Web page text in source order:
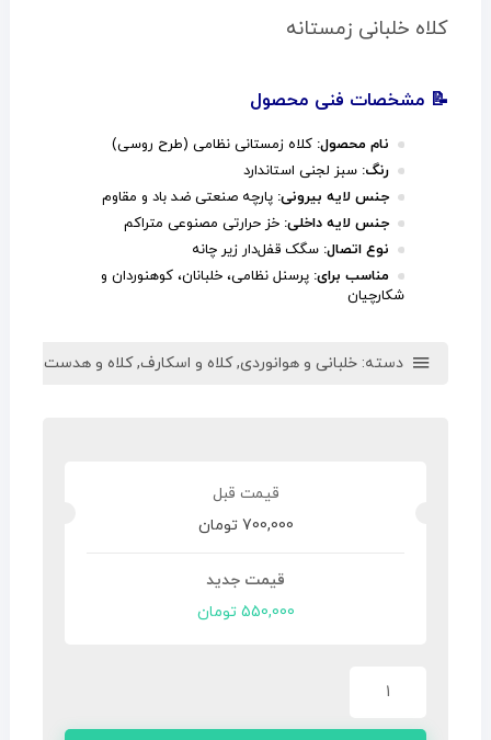
کلاه خلبانی زمستانه
📝 مشخصات فنی محصول
نام محصول: کلاه زمستانی نظامی (طرح روسی)
رنگ: سبز لجنی استاندارد
جنس لایه بیرونی: پارچه صنعتی ضد باد و مقاوم
جنس لایه داخلی: خز حرارتی مصنوعی متراکم
نوع اتصال: سگک قفل‌دار زیر چانه
مناسب برای: پرسنل نظامی، خلبانان، کوهنوردان و
شکارچیان
دسته: خلبانی و هوانوردی,کلاه و اسکارف,کلاه و هدست,
700,000 تومان
550,000 تومان